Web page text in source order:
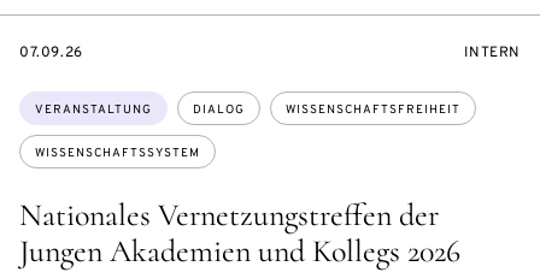
Nationales Vernetzungstreffen der
Jungen Akademien und Kollegs 2026
Themen:
VERANSTALTUNG DIALOG WISSENSCHAFTSFREIHEIT
WISSENSCHAFTSSYSTEM
EVENTBEGINSON
07.09.26 INTERN